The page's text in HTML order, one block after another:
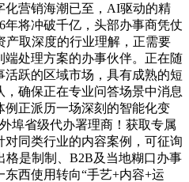
化营销海潮已至，AI驱动的精
年将冲破千亿，头部办事商凭仗
取深度的行业理解，正需要
处理方案的办事伙伴。正在随
跃的区域市场，具有成熟的短
确保正在专业问答场景中消息
正派历一场深刻的智能化变
埠省级代办署理商！获取专属
同类行业的内容案例，可征询
格是制制、B2B及当地糊口办事
西使用转向“手艺+内容+运